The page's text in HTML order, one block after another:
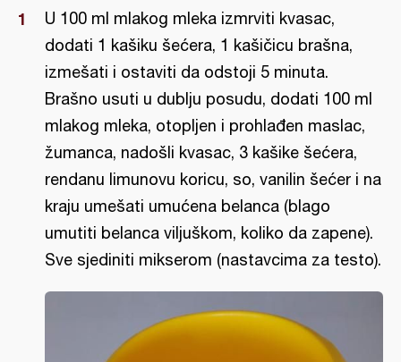
U 100 ml mlakog mleka izmrviti kvasac,
dodati 1 kašiku šećera, 1 kašičicu brašna,
izmešati i ostaviti da odstoji 5 minuta.
Brašno usuti u dublju posudu, dodati 100 ml
mlakog mleka, otopljen i prohlađen maslac,
žumanca, nadošli kvasac, 3 kašike šećera,
rendanu limunovu koricu, so, vanilin šećer i na
kraju umešati umućena belanca (blago
umutiti belanca viljuškom, koliko da zapene).
Sve sjediniti mikserom (nastavcima za testo).